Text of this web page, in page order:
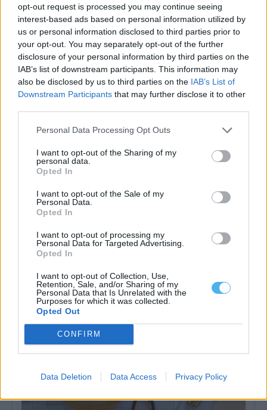
opt-out request is processed you may continue seeing
interest-based ads based on personal information utilized by
us or personal information disclosed to third parties prior to
your opt-out. You may separately opt-out of the further
disclosure of your personal information by third parties on the
IAB’s list of downstream participants. This information may
also be disclosed by us to third parties on the IAB’s List of
Downstream Participants that may further disclose it to other
Personal Data Processing Opt Outs
I want to opt-out of the Sharing of my
personal data.
Opted In
I want to opt-out of the Sale of my
Personal Data.
Opted In
I want to opt-out of processing my
Personal Data for Targeted Advertising.
Opted In
I want to opt-out of Collection, Use,
Retention, Sale, and/or Sharing of my
Personal Data that Is Unrelated with the
Purposes for which it was collected.
Opted Out
CONFIRM
Data Deletion Data Access Privacy Policy
Grândola: Rua de Azinheira dos Barros vai ser repavimentada e
ganhar novos passeios
O Município de Grândola abriu um concurso público, com um
preço base de 145.538,58...
6 Agosto, 2026 - 14:18
vão ser intervencionadas
O Município de Portalegre abriu um concurso público, com um
preço base de 103.593,89...